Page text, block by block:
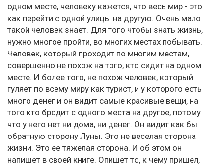
одном месте, человеку кажется, что весь мир - это
как перейти с одной улицы на другую. Очень мало
такой человек знает. Для того чтобы знать жизнь,
нужно многое пройти, во многих местах побывать.
Человек, который проходит по многим местам,
совершенно не похож на того, кто сидит на одном
месте. И более того, не похож человек, который
гуляет по всему миру как турист, и у которого есть
много денег и он видит самые красивые вещи, на
того кто бродит с одного места на другое, потому
что у него нет ни дома, ни денег. Он видит как бы
обратную сторону Луны. Это не веселая сторона
жизни. Это ее тяжелая сторона. И об этом он
напишет в своей книге. Опишет то, к чему пришел,